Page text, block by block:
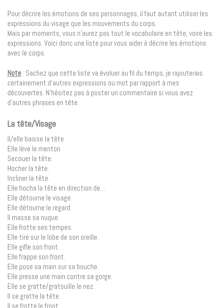
Pour décrire les émotions de ses personnages, il faut autant utiliser les
expressions du visage que les mouvements du corps.
Mais par moments, vous n’aurez pas tout le vocabulaire en tête, voire les
expressions. Voici donc une liste pour vous aider à décrire les émotions
avec le corps.
Note : Sachez que cette liste va évoluer au fil du temps, je rajouterais
certainement d’autres expressions ou mot par rapport à mes
découvertes. N’hésitez pas à poster un commentaire si vous avez
d’autres phrases en tête.
La tête/Visage
Il/elle baisse la tête
Elle lève le menton
Secouer la tête.
Hocher la tête.
Incliner la tête.
Elle hocha la tête en direction de…
Elle détourne le visage.
Elle détourne le regard.
Il masse sa nuque.
Elle frotte ses tempes.
Elle tire sur le lobe de son oreille.
Elle gifle son front.
Elle frappe son front.
Elle pose sa main sur sa bouche.
Elle presse une main contre sa gorge.
Elle se gratte/gratouille le nez.
Il se gratte la tête.
Il se frotte le front.